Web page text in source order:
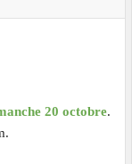
20 octobre.